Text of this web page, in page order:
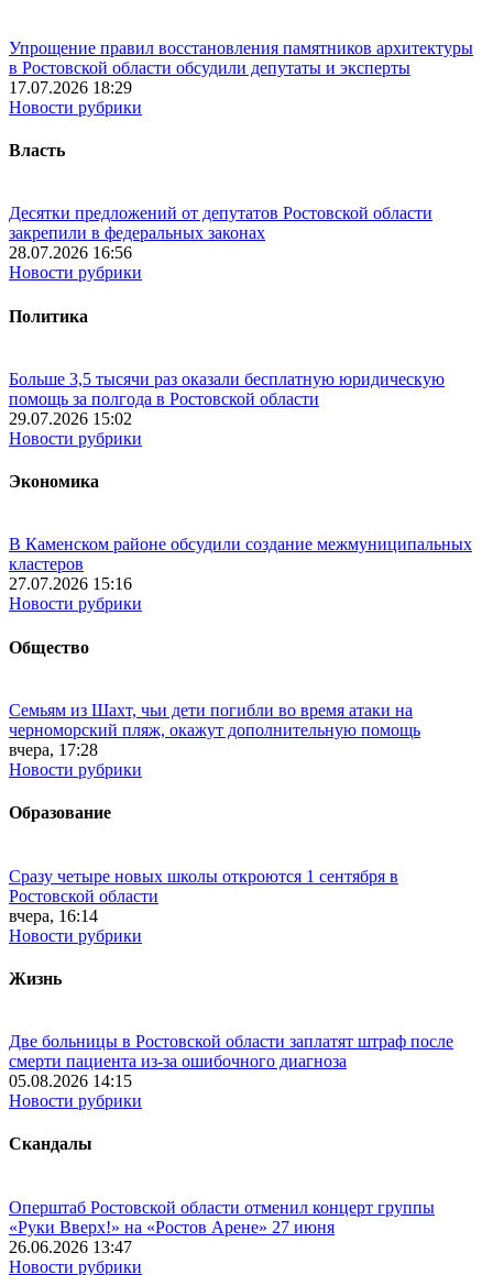
Упрощение правил восстановления памятников архитектуры
в Ростовской области обсудили депутаты и эксперты
17.07.2026 18:29
Новости рубрики
Власть
Десятки предложений от депутатов Ростовской области
закрепили в федеральных законах
28.07.2026 16:56
Новости рубрики
Политика
Больше 3,5 тысячи раз оказали бесплатную юридическую
помощь за полгода в Ростовской области
29.07.2026 15:02
Новости рубрики
Экономика
В Каменском районе обсудили создание межмуниципальных
кластеров
27.07.2026 15:16
Новости рубрики
Общество
Семьям из Шахт, чьи дети погибли во время атаки на
черноморский пляж, окажут дополнительную помощь
вчера, 17:28
Новости рубрики
Образование
Сразу четыре новых школы откроются 1 сентября в
Ростовской области
вчера, 16:14
Новости рубрики
Жизнь
Две больницы в Ростовской области заплатят штраф после
смерти пациента из-за ошибочного диагноза
05.08.2026 14:15
Новости рубрики
Скандалы
Оперштаб Ростовской области отменил концерт группы
«Руки Вверх!» на «Ростов Арене» 27 июня
26.06.2026 13:47
Новости рубрики